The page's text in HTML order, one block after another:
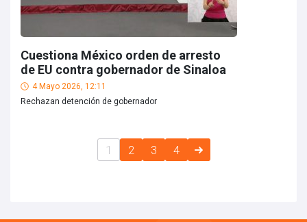
Cuestiona México orden de arresto
de EU contra gobernador de Sinaloa
4 Mayo 2026, 12:11
Rechazan detención de gobernador
1 2 3 4